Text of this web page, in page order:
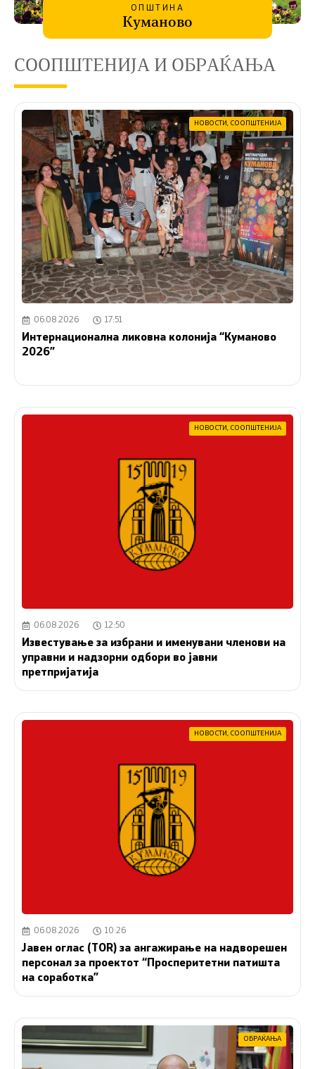
ОПШТИНА
Куманово
СООПШТЕНИЈА И ОБРАЌАЊА
НОВОСТИ, СООПШТЕНИЈА
06.08.2026 17:51
Интернационална ликовна колонија “Куманово
2026”
НОВОСТИ, СООПШТЕНИЈА
06.08.2026 12:50
Известување за избрани и именувани членови на
управни и надзорни одбори во јавни
претпријатија
НОВОСТИ, СООПШТЕНИЈА
06.08.2026 10:26
Јавен оглас (ТОR) за ангажирање на надворешен
персонал за проектот “Просперитетни патишта
на соработка”
ОБРАЌАЊА